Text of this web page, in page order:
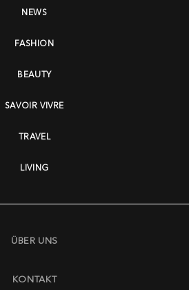
NEWS
FASHION
BEAUTY
SAVOIR VIVRE
TRAVEL
LIVING
ÜBER UNS
KONTAKT